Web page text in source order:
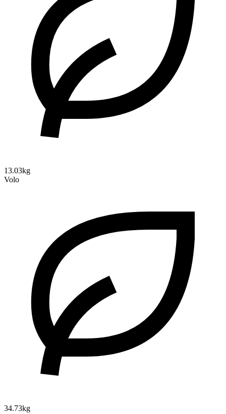
13.03kg
Volo
34.73kg